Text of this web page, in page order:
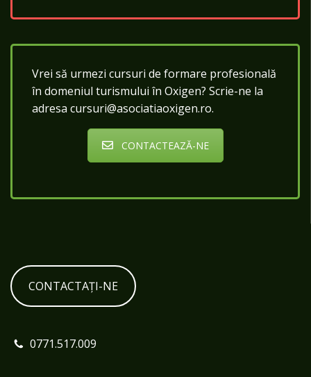
Vrei să urmezi cursuri de formare profesională
în domeniul turismului în Oxigen? Scrie-ne la
adresa cursuri@asociatiaoxigen.ro.
CONTACTEAZĂ-NE
CONTACTAȚI-NE
0771.517.009